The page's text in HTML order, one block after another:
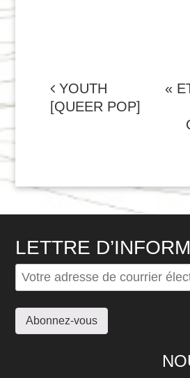
NAVIGATION
DE
YOUTH
[QUEER POP]
«
LETTRE